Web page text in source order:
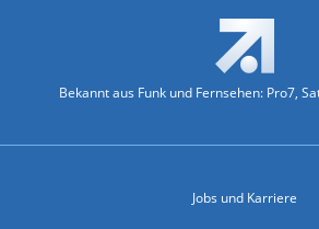
Bekannt aus Funk und Fernsehen: Pro7,
Jobs und Karriere